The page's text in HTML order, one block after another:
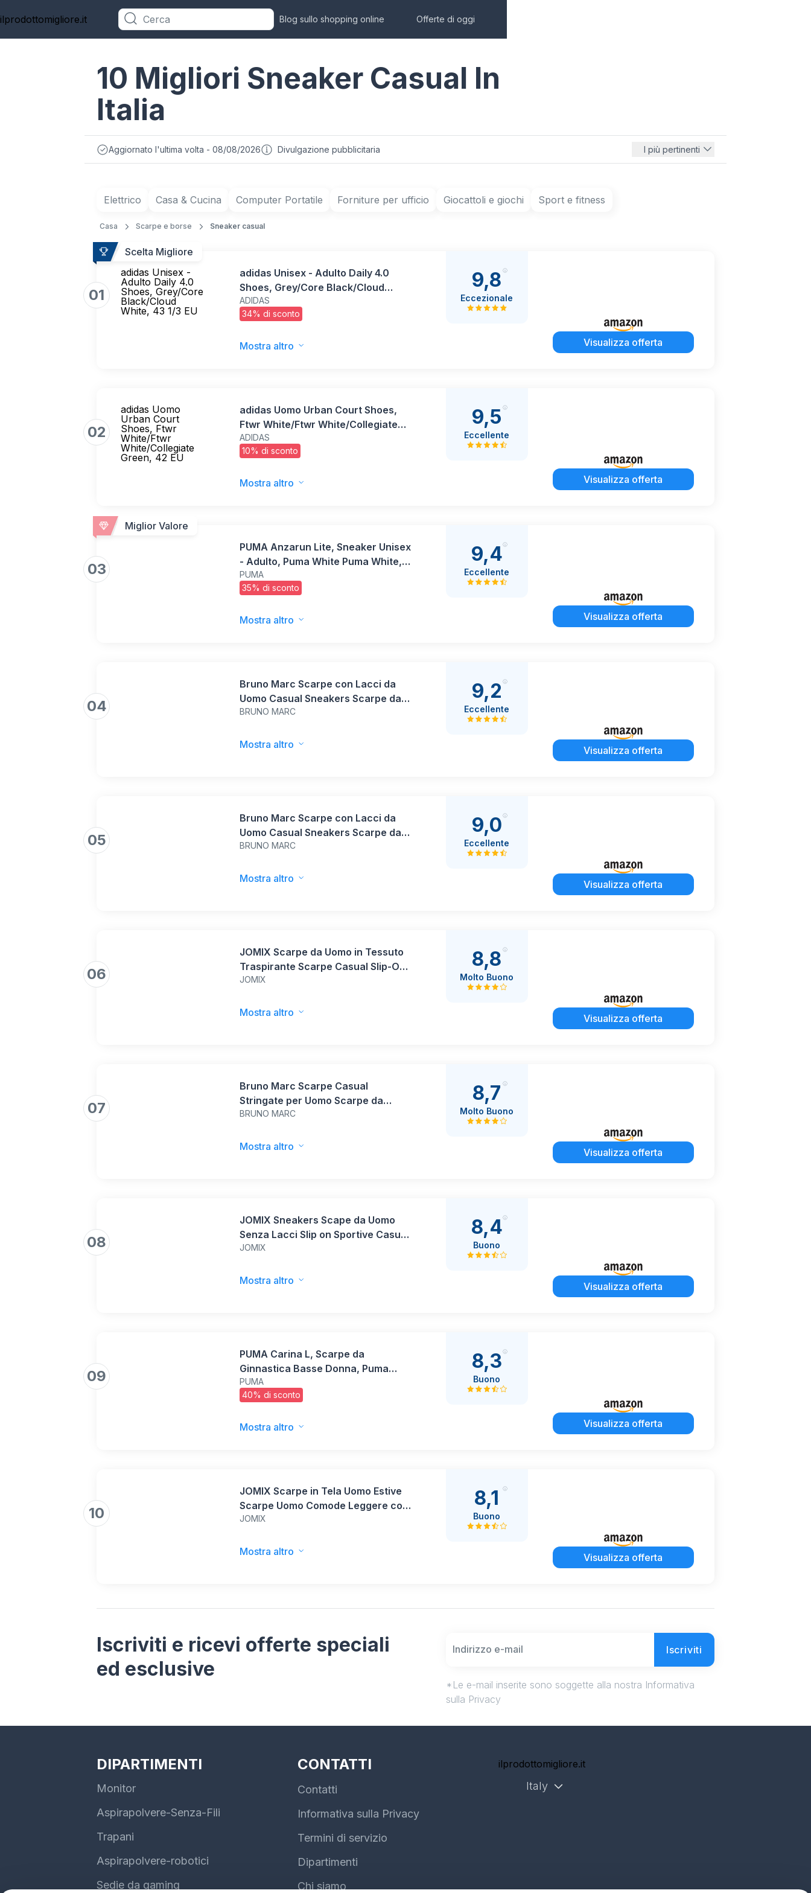
ilprodottomigliore.it Blog sullo shopping online Offerte di oggi
10 Migliori Sneaker Casual In
Italia
Aggiornato l'ultima volta - 08/08/2026 Divulgazione pubblicitaria I più pertinenti
Elettrico Casa & Cucina Computer Portatile Forniture per ufficio Giocattoli e giochi Sport e fitness
Casa Scarpe e borse Sneaker casual
Scelta Migliore
01
adidas Unisex -
Adulto Daily 4.0
Shoes, Grey/Core
Black/Cloud
White, 43 1/3 EU
ADIDAS
34% di sconto
adidas Unisex - Adulto Daily 4.0
Shoes, Grey/Core Black/Cloud
White, 43 1/3 EU
Mostra altro
9,8
Eccezionale
Visualizza offerta
02
adidas Uomo
Urban Court
Shoes, Ftwr
White/Ftwr
White/Collegiate
Green, 42 EU
ADIDAS
10% di sconto
adidas Uomo Urban Court Shoes,
Ftwr White/Ftwr White/Collegiate
Green, 42 EU
Mostra altro
9,5
Eccellente
Visualizza offerta
Miglior Valore
03
PUMA
35% di sconto
PUMA Anzarun Lite, Sneaker Unisex
- Adulto, Puma White Puma White,
44 EU
Mostra altro
9,4
Eccellente
Visualizza offerta
04 BRUNO MARC
Bruno Marc Scarpe con Lacci da
Uomo Casual Sneakers Scarpe da
Ginnastica Leggere Scarpe da
43.5,Nero,BMUMFN2506
Mostra altro
9,2
Eccellente
Visualizza offerta
05 BRUNO MARC
Bruno Marc Scarpe con Lacci da
Uomo Casual Sneakers Scarpe da
Ginnastica Leggere Scarpe da
43.5,Bianco,BMUMFN2506
Mostra altro
9,0
Eccellente
Visualizza offerta
06 JOMIX
JOMIX Scarpe da Uomo in Tessuto
Traspirante Scarpe Casual Slip-On
con Suola in PVC Antiscivolo
Sport, MLO260147, Nero, 42 EU
Mostra altro
8,8
Molto Buono
Visualizza offerta
07 BRUNO MARC
Bruno Marc Scarpe Casual
Stringate per Uomo Scarpe da
Ginnastica da Passeggio Sneakers
44.5,Bianco,SBFS211M
Mostra altro
8,7
Molto Buono
Visualizza offerta
08 JOMIX
JOMIX Sneakers Scape da Uomo
Senza Lacci Slip on Sportive Casual
Running Corsa da Ginnastica
MLO260013 (Nero,43)
Mostra altro
8,4
Buono
Visualizza offerta
09
PUMA
40% di sconto
PUMA Carina L, Scarpe da
Ginnastica Basse Donna, Puma
White Puma White Puma Silver, 38
EU
Mostra altro
8,3
Buono
Visualizza offerta
10 JOMIX
JOMIX Scarpe in Tela Uomo Estive
Scarpe Uomo Comode Leggere con
Punta Ampia e Pianta Larga
Traspiranti con Lacci Beige 42
Mostra altro
8,1
Buono
Visualizza offerta
Iscriviti e ricevi offerte speciali
ed esclusive
Iscriviti
*Le e-mail inserite sono soggette alla nostra Informativa
sulla Privacy
DIPARTIMENTI
Monitor
Aspirapolvere-Senza-Fili
Trapani
Aspirapolvere-robotici
Sedie da gaming
CONTATTI
Contatti
Informativa sulla Privacy
Termini di servizio
Dipartimenti
Chi siamo
ilprodottomigliore.it
Italy